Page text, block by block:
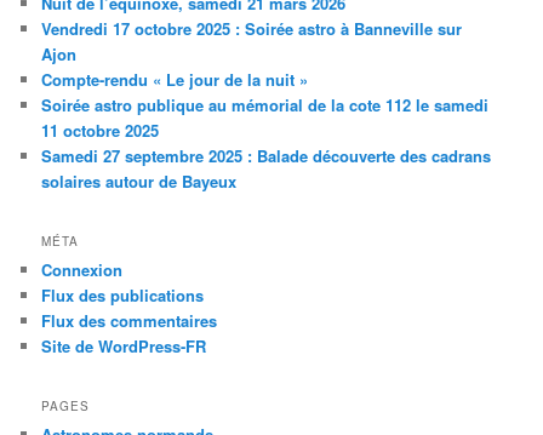
Vendredi 17 octobre 2025 : Soirée astro à Banneville sur
Ajon
Compte-rendu « Le jour de la nuit »
Soirée astro publique au mémorial de la cote 112 le samedi
11 octobre 2025
Samedi 27 septembre 2025 : Balade découverte des cadrans
solaires autour de Bayeux
MÉTA
Connexion
Flux des publications
Flux des commentaires
Site de WordPress-FR
PAGES